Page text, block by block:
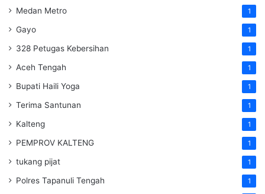
Medan Metro 1
Gayo 1
328 Petugas Kebersihan 1
Aceh Tengah 1
Bupati Haili Yoga 1
Terima Santunan 1
Kalteng 1
PEMPROV KALTENG 1
tukang pijat 1
Polres Tapanuli Tengah 1